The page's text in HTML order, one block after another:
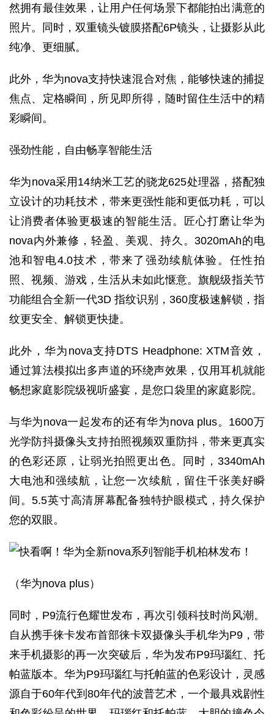
然拥有最佳效果，让用户任何场景下都能拍出满意的
照片。同时，双重镜头镀膜搭配6P镜头，让摄影从此
纯净、更细腻。
此外，华为nova支持快速混合对焦，能够快速的捕捉
焦点、定格瞬间，所见即所得，随时留住生活中的精
彩瞬间。
强劲性能，自由畅享智能生活
华为nova采用14纳米工艺的骁龙625处理器，搭配独
立设计的功耗技术，带来更强性能和更低功耗，可以
让消费者体验更极速的智能生活。匠心打磨让华为
nova内外兼修，轻盈、美观、持久。3020mAh的电
池和智电4.0技术，带来了强劲续航体验。任性拍
照、视频、游戏，生活从未如此惬意。旗舰级指关节
功能组合全新一代3D 指纹识别，360度极速解锁，指
纹更安全、解锁更快捷。
此外，华为nova支持DTS Headphone: XTM音效，
通过算法模拟出多声道的环绕声效果，仅用耳机就能
畅想家庭影院级视听盛宴，是您口袋里的家庭影院。
与华为nova一起发布的还有华为nova plus。1600万
光学防抖摄像头支持拍照视频双重防抖，带来更真实
的色彩还原，让弱光拍照更出色。同时，3340mAh
大电池和强续航，让您一次续航，留住千张美好瞬
间。5.5英寸高清屏幕配备独特护眼模式，持久保护
您的双眼。
（华为nova plus）
同时，P9流行色耀世发布，再次引领科技时尚风潮。
自从携手徕卡发布首部徕卡双摄像头手机华为P9，带
来手机摄影的再一次突破后，华为发布P9玛瑙红、托
帕蓝版本。华为P9玛瑙红与托帕蓝的色彩设计，灵感
源自于60年代到80年代的波普艺术，一个最具戏剧性